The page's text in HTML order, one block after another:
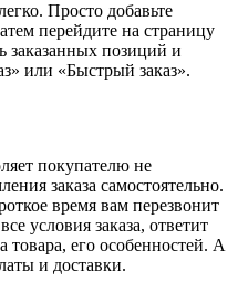
Просто добавьте
перейдите на страницу
заказанных позиций и
или «Быстрый заказ».
покупателю не
заказа самостоятельно.
время вам перезвонит
условия заказа, ответит
товара, его особенностей. А
и доставки.